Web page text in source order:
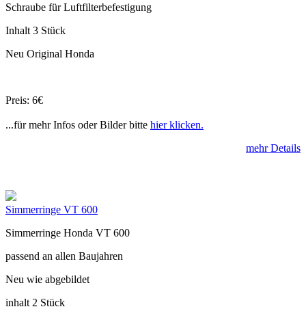
Schraube für Luftfilterbefestigung
Inhalt 3 Stück
Neu Original Honda
Preis: 6€
...für mehr Infos oder Bilder bitte hier klicken.
mehr Details
Simmerringe VT 600
Simmerringe Honda VT 600
passend an allen Baujahren
Neu wie abgebildet
inhalt 2 Stück